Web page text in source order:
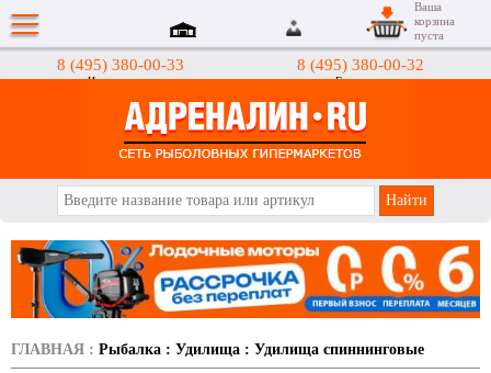
8 (495) 380-00-33
Интернет-магазин
8 (495) 380-00-32
Гипермаркеты
Ваша
корзина
пуста
ГЛАВНАЯ : Рыбалка : Удилища : Удилища спиннинговые